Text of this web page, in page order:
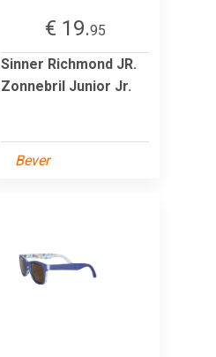
€ 19.95
Sinner Richmond JR.
Zonnebril Junior Jr.
Bever